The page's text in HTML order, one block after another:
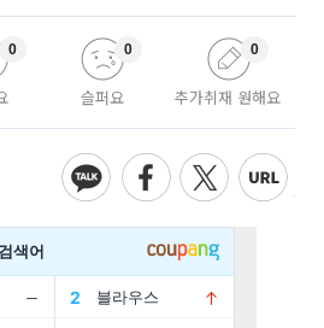
0
슬퍼요
0
추가취재 원해요
0